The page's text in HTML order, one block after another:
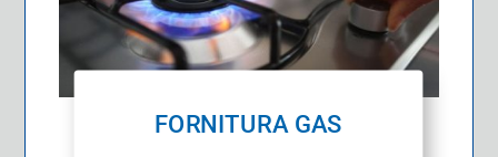
FORNITURA GAS